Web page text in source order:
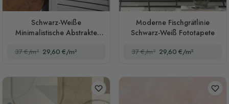
Schwarz-Weiße
Minimalistische Abstrakte
37 €/m² 29,60 €/m²
Moderne Fischgrätlinie
Schwarz-Weiß Fototapete
37 €/m² 29,60 €/m²